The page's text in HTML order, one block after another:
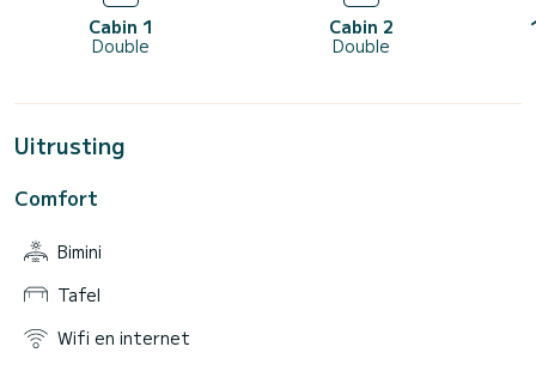
Cabin 1
Double
Cabin 2
Double
Uitrusting
Comfort
Bimini
Tafel
Wifi en internet